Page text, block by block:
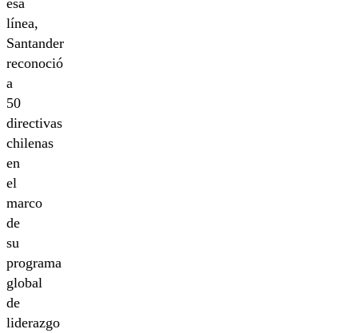
línea,
Santander
reconoció
a
50
directivas
chilenas
en
el
marco
de
su
programa
global
de
liderazgo